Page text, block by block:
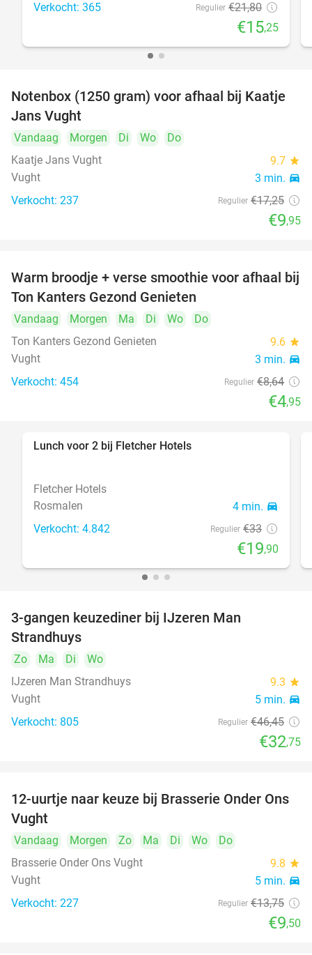
Verkocht: 365 Regulier €21,80
€15,25
42%
Notenbox (1250 gram) voor afhaal bij Kaatje
Jans Vught
Vandaag Morgen Di Wo
Do
Kaatje Jans Vught
9.7 star
Vught 3 min. directions_car
Verkocht: 237 Regulier €17,25
€9,95
43%
Warm broodje + verse smoothie voor afhaal bij
Ton Kanters Gezond Genieten
Vandaag Morgen Ma Di Wo
Do
Ton Kanters Gezond Genieten
9.6 star
Vught 3 min. directions_car
Verkocht: 454 Regulier €8,64
€4,95
Lunch voor 2 bij Fletcher Hotels
Fletcher Hotels
Rosmalen
4 min. directions_car
Verkocht: 4.842 Regulier €33
€19,90
3-gangen keuzediner bij IJzeren Man
Strandhuys
Zo Ma Di
Wo
IJzeren Man Strandhuys
9.3 star
Vught 5 min. directions_car
Verkocht: 805 Regulier €46,45
€32,75
31%
12-uurtje naar keuze bij Brasserie Onder Ons
Vught
Vandaag Morgen Zo Ma Di Wo
Do
Brasserie Onder Ons Vught
9.8 star
Vught 5 min. directions_car
Verkocht: 227 Regulier €13,75
€9,50